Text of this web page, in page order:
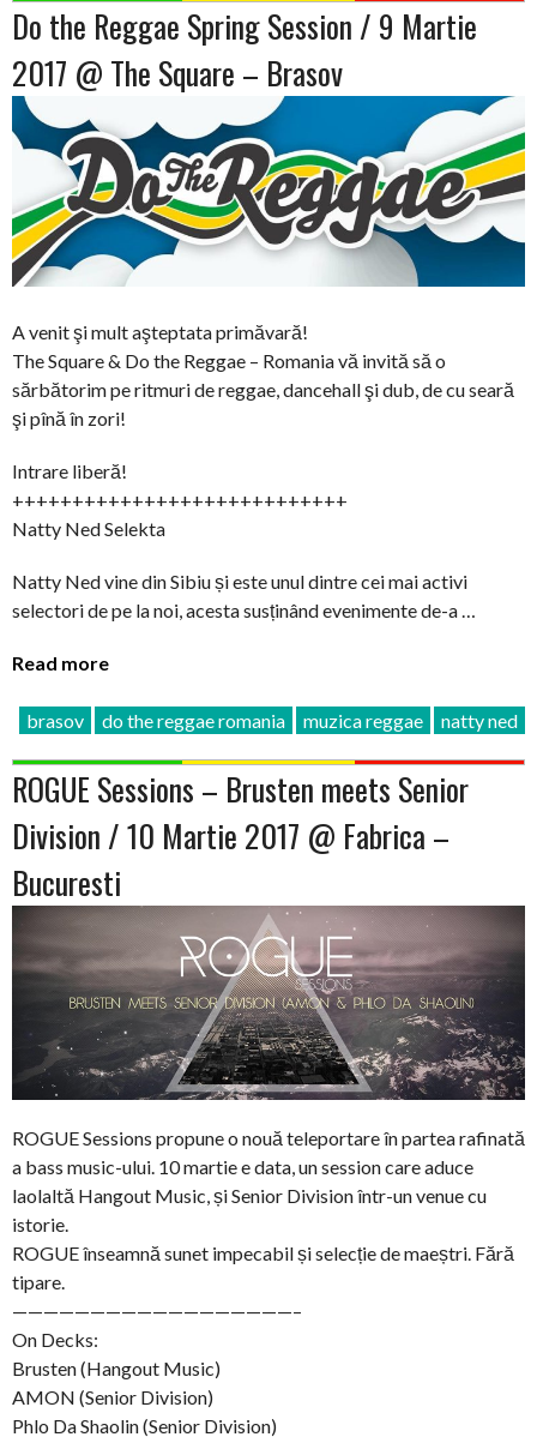
Do the Reggae Spring Session / 9 Martie
2017 @ The Square – Brasov
A venit şi mult aşteptata primăvară!
The Square & Do the Reggae – Romania vă invită să o
sărbătorim pe ritmuri de reggae, dancehall şi dub, de cu seară
şi pînă în zori!
Intrare liberă!
++++++++++++++++++++++++++++
Natty Ned Selekta
Natty Ned vine din Sibiu și este unul dintre cei mai activi
selectori de pe la noi, acesta susținând evenimente de-a …
Read more
brasov do the reggae romania muzica reggae natty ned
ROGUE Sessions – Brusten meets Senior
Division / 10 Martie 2017 @ Fabrica –
Bucuresti
ROGUE Sessions propune o nouă teleportare în partea rafinată
a bass music-ului. 10 martie e data, un session care aduce
laolaltă Hangout Music, și Senior Division într-un venue cu
istorie.
ROGUE înseamnă sunet impecabil și selecție de maeștri. Fără
tipare.
——————————————————–
On Decks:
Brusten (Hangout Music)
AMON (Senior Division)
Phlo Da Shaolin (Senior Division)